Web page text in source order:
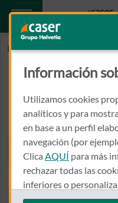
Inicio AGUILAR GARCIA,
AGUILAR
12002 - CASTELLON DE LA
Información
Utilizamos cookies
analíticos y para
en base a un perfil
navegación (por
Clica AQUÍ para más
rechazar todas las
inferiores o
en"configurar cookies"